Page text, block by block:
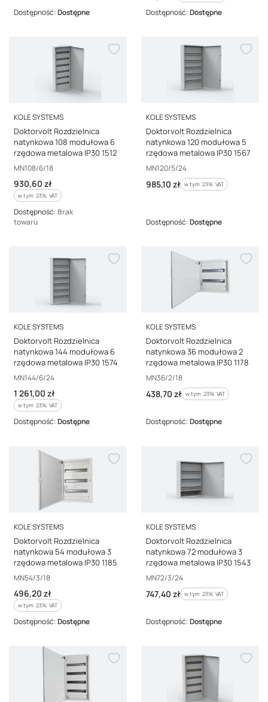
Dostępność:Dostępne Dostępność:Dostępne
PRODUCENT
KOLE SYSTEMS
Doktorvolt Rozdzielnica
natynkowa 108 modułowa 6
rzędowa metalowa IP30 1512
Kod producenta
MN108/6/18
Cena brutto
930,60 zł
w tym %s VAT
w tym 23% VAT
Dostępność: Brak
towaru
PRODUCENT
KOLE SYSTEMS
Doktorvolt Rozdzielnica
natynkowa 120 modułowa 5
rzędowa metalowa IP30 1567
Kod producenta
MN120/5/24
Cena brutto
985,10 zł w tym %s VAT
w tym 23% VAT
Dostępność:Dostępne
PRODUCENT
KOLE SYSTEMS
Doktorvolt Rozdzielnica
natynkowa 144 modułowa 6
rzędowa metalowa IP30 1574
Kod producenta
MN144/6/24
Cena brutto
1 261,00 zł
w tym %s VAT
w tym 23% VAT
Dostępność:Dostępne
PRODUCENT
KOLE SYSTEMS
Doktorvolt Rozdzielnica
natynkowa 36 modułowa 2
rzędowa metalowa IP30 1178
Kod producenta
MN36/2/18
Cena brutto
438,70 zł w tym %s VAT
w tym 23% VAT
Dostępność:Dostępne
PRODUCENT
KOLE SYSTEMS
Doktorvolt Rozdzielnica
natynkowa 54 modułowa 3
rzędowa metalowa IP30 1185
Kod producenta
MN54/3/18
Cena brutto
496,20 zł
w tym %s VAT
w tym 23% VAT
Dostępność:Dostępne
PRODUCENT
KOLE SYSTEMS
Doktorvolt Rozdzielnica
natynkowa 72 modułowa 3
rzędowa metalowa IP30 1543
Kod producenta
MN72/3/24
Cena brutto
747,40 zł w tym %s VAT
w tym 23% VAT
Dostępność:Dostępne